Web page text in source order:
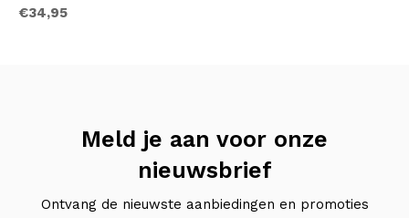
€34,95
Meld je aan voor onze
nieuwsbrief
Ontvang de nieuwste aanbiedingen en promoties